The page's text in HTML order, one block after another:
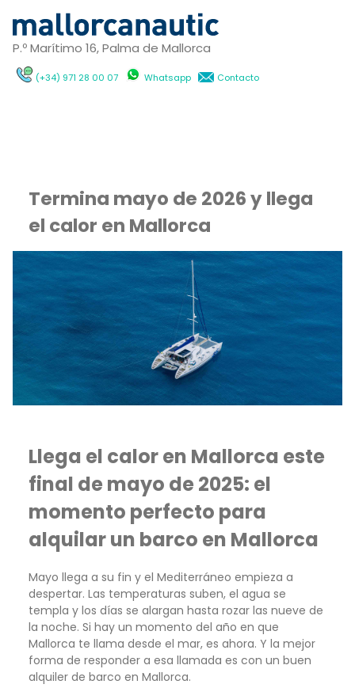
P.º Marítimo 16, Palma de Mallorca
(+34) 971 28 00 07 Whatsapp Contacto
Termina mayo de 2026 y llega
el calor en Mallorca
Llega el calor en Mallorca este
final de mayo de 2025: el
momento perfecto para
alquilar un barco en Mallorca
Mayo llega a su fin y el Mediterráneo empieza a
despertar. Las temperaturas suben, el agua se
templa y los días se alargan hasta rozar las nueve de
la noche. Si hay un momento del año en que
Mallorca te llama desde el mar, es ahora. Y la mejor
forma de responder a esa llamada es con un buen
alquiler de barco en Mallorca.